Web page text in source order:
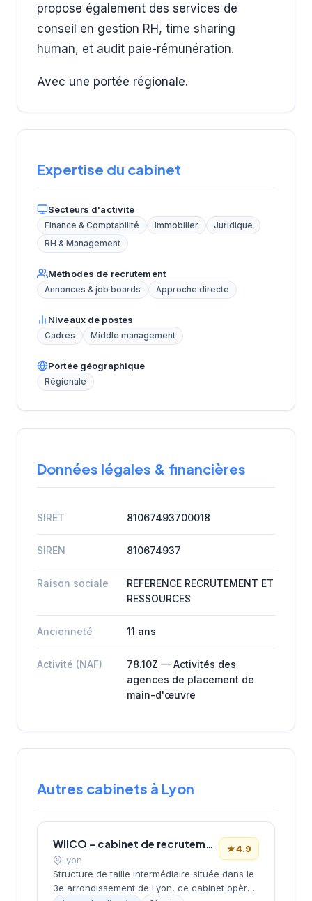
propose également des services de
conseil en gestion RH, time sharing
human, et audit paie-rémunération.
Avec une portée régionale.
Expertise du cabinet
Secteurs d'activité
Finance & Comptabilité Immobilier
Juridique
RH & Management
Méthodes de recrutement
Annonces & job boards Approche directe
Niveaux de postes
Cadres Middle management
Portée géographique
Régionale
Données légales & financières
SIRET 81067493700018
SIREN 810674937
Raison sociale
REFERENCE RECRUTEMENT ET
RESSOURCES
Ancienneté 11 ans
Activité (NAF)
78.10Z — Activités des
agences de placement de
main-d'œuvre
Autres cabinets à Lyon
WIICO – cabinet de recrutement
Lyon
★4.9
Structure de taille intermédiaire située dans le
3e arrondissement de Lyon, ce cabinet opère